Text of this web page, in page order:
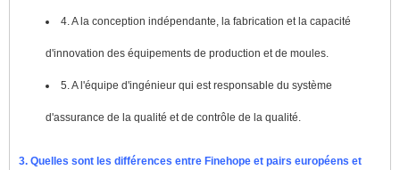
4. A la conception indépendante, la fabrication et la capacité
d'innovation des équipements de production et de moules.
5. A l'équipe d'ingénieur qui est responsable du système
d'assurance de la qualité et de contrôle de la qualité.
3. Quelles sont les différences entre Finehope et pairs européens et